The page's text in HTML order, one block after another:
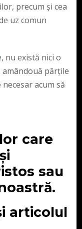
precum și cea
uz comun
nu există nici o
amândouă părțile
acum să
care
sau
articolul